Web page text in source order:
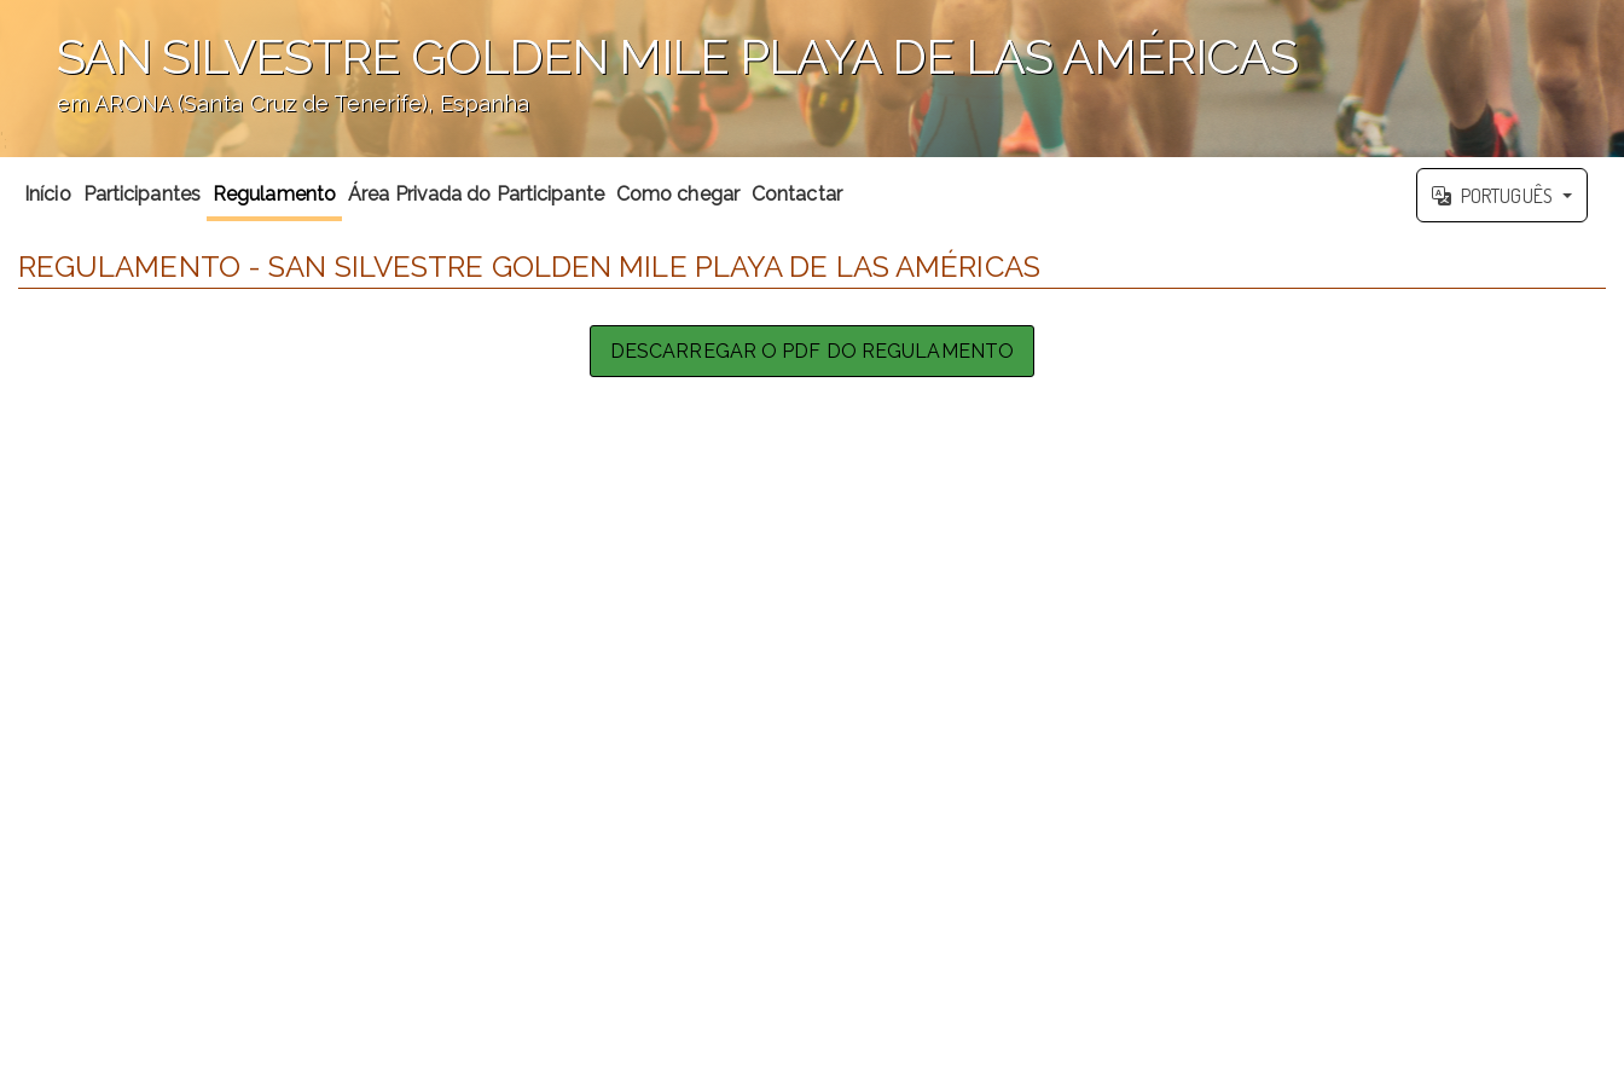
SAN SILVESTRE GOLDEN MILE PLAYA DE LAS AMÉRICAS
em ARONA (Santa Cruz de Tenerife), Espanha
';
Início Participantes Regulamento Área Privada do Participante Como chegar Contactar PORTUGUÊS
REGULAMENTO - SAN SILVESTRE GOLDEN MILE PLAYA DE LAS AMÉRICAS
DESCARREGAR O PDF DO REGULAMENTO